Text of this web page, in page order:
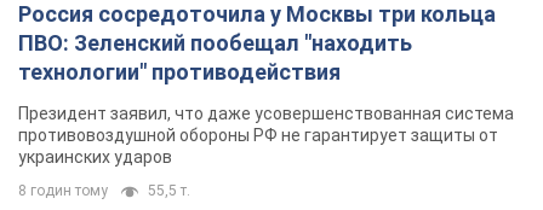
Россия сосредоточила у Москвы три кольца
ПВО: Зеленский пообещал "находить
технологии" противодействия
Президент заявил, что даже усовершенствованная система
противовоздушной обороны РФ не гарантирует защиты от
украинских ударов
8 годин тому 55,5 т.